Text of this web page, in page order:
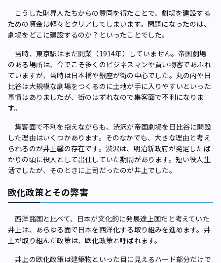
こうした財界人たちからの賛同を得たことで、劇場を建設する
ための資金は軽々とクリアしてしまいます。問題になったのは、
劇場をどこに建設するのか？といったことでした。
当時、東京駅はまだ開業（1914年）していません。帝国劇場
のある場所は、今でこそ多くのビジネスマンや買い物客であふれ
ていますが、当時は日本橋や銀座が街の中心でした。丸の内や日
比谷は大規模な劇場をつくるのに土地が手に入りやすいといった
事情はありましたが、街のはずれなので集客面で不利になりま
す。
集客面で不利を抱えながらも、渋沢が帝国劇場を日比谷に開設
した理由はいくつかあります。そのなかでも、大きな理由と考え
られるのが井上馨の存在です。渋沢は、明治新政府が発足したば
かりの頃に役人として出仕していた期間があります。短い役人生
活でしたが、そのときに上司だったのが井上でした。
欧化政策とその弊害
西洋諸国と比べて、日本が文化的に発展途上国だと考えていた
井上は、あらゆる面で日本を西洋化する取り組みを進めます。井
上が取り組んだ政策は、欧化政策と呼ばれます。
井上の欧化政策は建築物といった目に見えるハード部分だけで